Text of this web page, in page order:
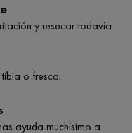
y resecar todavía
o fresca.
ayuda muchísimo a